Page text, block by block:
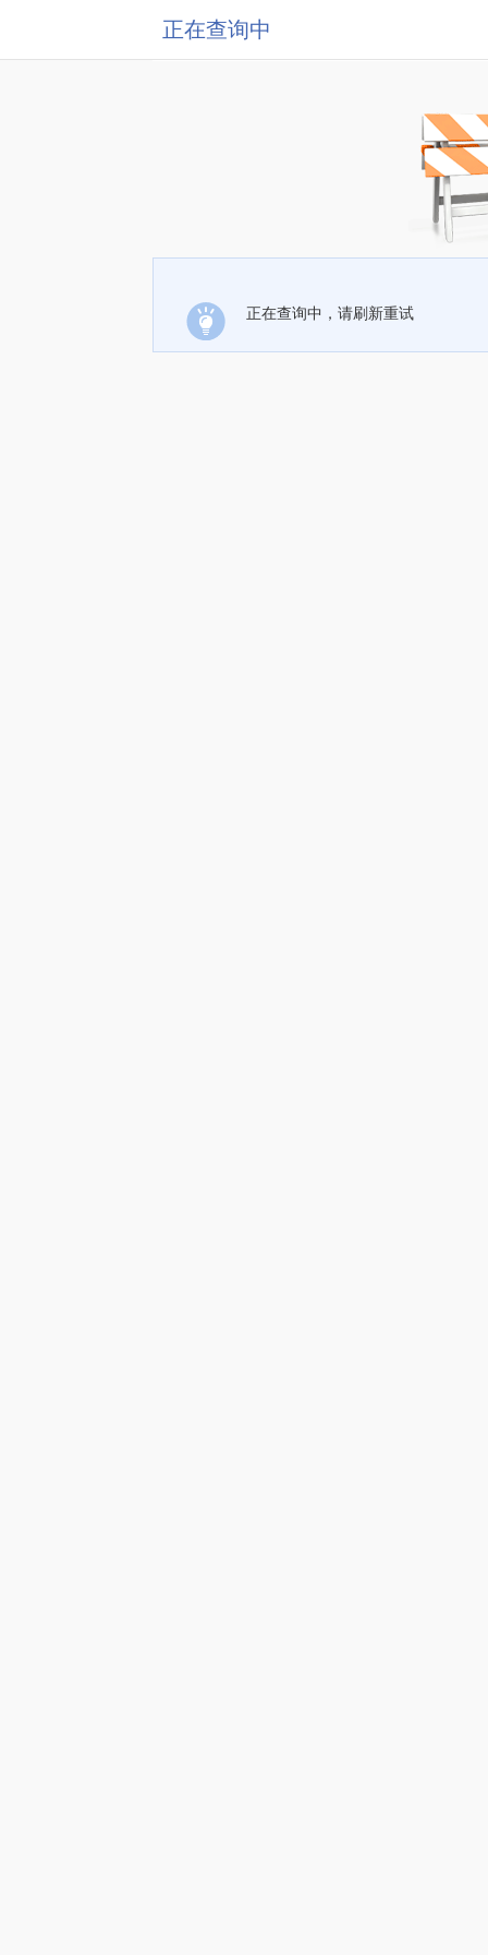
正在查询中
正在查询中，请刷新重试